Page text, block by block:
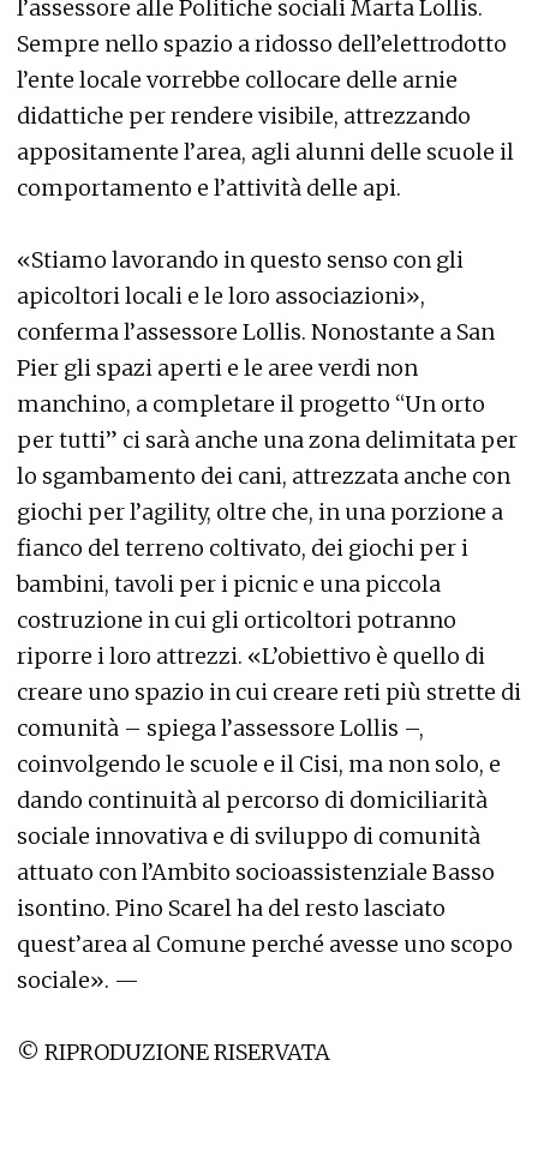
l’assessore alle Politiche sociali Marta Lollis.
Sempre nello spazio a ridosso dell’elettrodotto
l’ente locale vorrebbe collocare delle arnie
didattiche per rendere visibile, attrezzando
appositamente l’area, agli alunni delle scuole il
comportamento e l’attività delle api.
«Stiamo lavorando in questo senso con gli
apicoltori locali e le loro associazioni»,
conferma l’assessore Lollis. Nonostante a San
Pier gli spazi aperti e le aree verdi non
manchino, a completare il progetto “Un orto
per tutti” ci sarà anche una zona delimitata per
lo sgambamento dei cani, attrezzata anche con
giochi per l’agility, oltre che, in una porzione a
fianco del terreno coltivato, dei giochi per i
bambini, tavoli per i picnic e una piccola
costruzione in cui gli orticoltori potranno
riporre i loro attrezzi. «L’obiettivo è quello di
creare uno spazio in cui creare reti più strette di
comunità – spiega l’assessore Lollis –,
coinvolgendo le scuole e il Cisi, ma non solo, e
dando continuità al percorso di domiciliarità
sociale innovativa e di sviluppo di comunità
attuato con l’Ambito socioassistenziale Basso
isontino. Pino Scarel ha del resto lasciato
quest’area al Comune perché avesse uno scopo
sociale». —
© RIPRODUZIONE RISERVATA